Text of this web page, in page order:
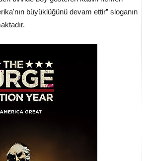
büyüklüğünü devam ettir” sloganın